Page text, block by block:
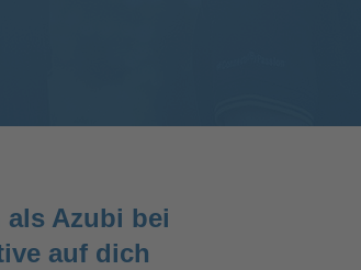
als Azubi bei
auf dich